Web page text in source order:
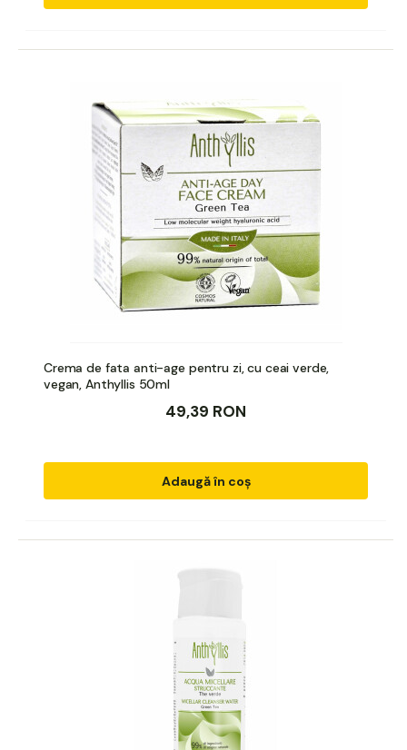
Crema de fata anti-age pentru zi, cu ceai verde,
vegan, Anthyllis 50ml
49,39 RON
Adaugă în coș